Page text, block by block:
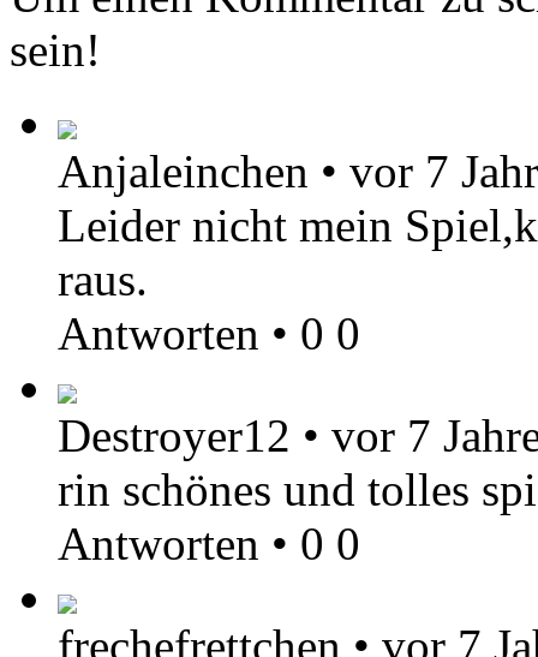
sein!
Anjaleinchen • vor 7
Leider nicht mein
raus.
Antworten • 0 0
Destroyer12 • vor 7
rin schönes und tolles
Antworten • 0 0
frechefrettchen • vor 7